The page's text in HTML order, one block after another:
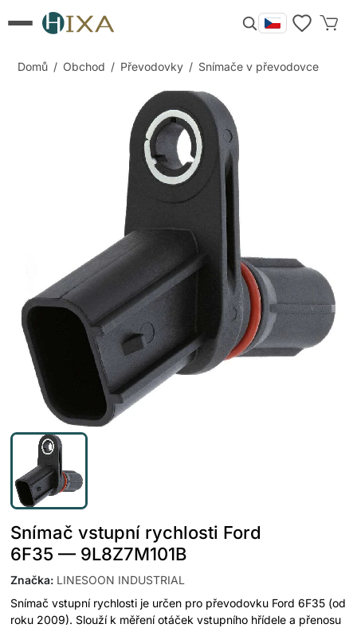
Domů / Obchod / Převodovky / Snímače v převodovce
Snímač vstupní rychlosti Ford
6F35 — 9L8Z7M101B
Značka: LINESOON INDUSTRIAL
Snímač vstupní rychlosti je určen pro převodovku Ford 6F35 (od
roku 2009). Slouží k měření otáček vstupního hřídele a přenosu